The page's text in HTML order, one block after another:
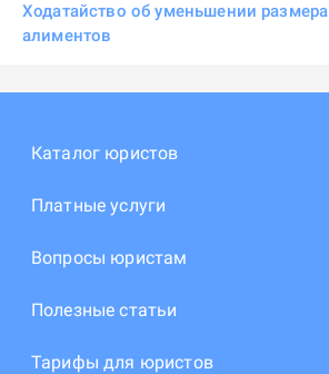
Ходатайство об уменьшении размера
алиментов
Каталог юристов
Платные услуги
Вопросы юристам
Полезные статьи
Тарифы для юристов